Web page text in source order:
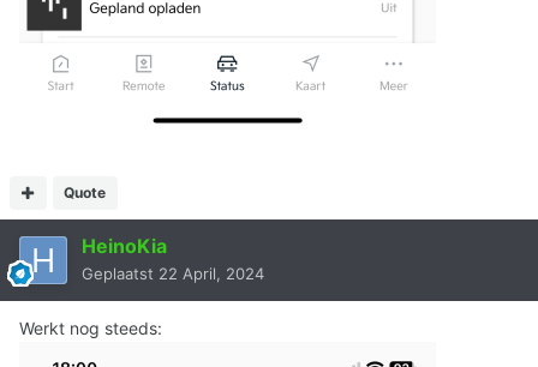
Quote
HeinoKia
Geplaatst 22 April, 2024
Werkt nog steeds: